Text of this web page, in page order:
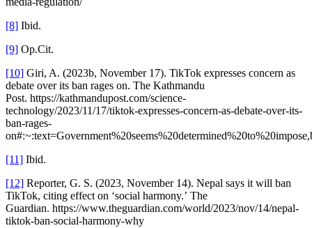
[8] Ibid.
[9] Op.Cit.
[10] Giri, A. (2023b, November 17). TikTok expresses concern as
debate over its ban rages on. The Kathmandu
Post. https://kathmandupost.com/science-
technology/2023/11/17/tiktok-expresses-concern-as-debate-over-its-
ban-rages-
[11] Ibid.
[12] Reporter, G. S. (2023, November 14). Nepal says it will ban
TikTok, citing effect on ‘social harmony.’ The
Guardian. https://www.theguardian.com/world/2023/nov/14/nepal-
tiktok-ban-social-harmony-why